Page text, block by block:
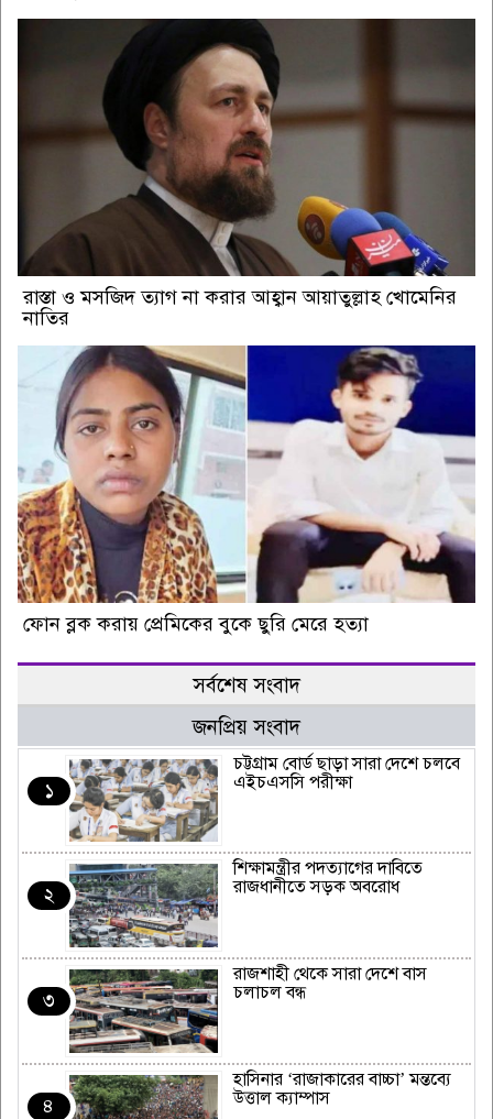
রাস্তা ও মসজিদ ত্যাগ না করার আহ্বান আয়াতুল্লাহ খোমেনির
নাতির
ফোন ব্লক করায় প্রেমিকের বুকে ছুরি মেরে হত্যা
সর্বশেষ সংবাদ
জনপ্রিয় সংবাদ
১
চট্টগ্রাম বোর্ড ছাড়া সারা দেশে চলবে
এইচএসসি পরীক্ষা
২
শিক্ষামন্ত্রীর পদত্যাগের দাবিতে
রাজধানীতে সড়ক অবরোধ
৩
রাজশাহী থেকে সারা দেশে বাস
চলাচল বন্ধ
৪
হাসিনার ‘রাজাকারের বাচ্চা’ মন্তব্যে
উত্তাল ক্যাম্পাস